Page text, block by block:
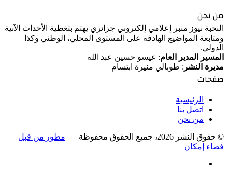
من نحن
النخبة نيوز منبر إعلامي إلكتروني جزائري يهتم بتغطية الأحداث الآنية
ومتابعة المواضيع الهادفة على المستوى المحلي، الوطني وكذا
الدولي.
المسير المدير العام: عيسو حسين عبد الله
مديرة النشر : طوبالي منيرة ابتسام
صفحات
الرئيسية
اتصل بنا
من نحن
© حقوق النشر 2026، جميع الحقوق محفوظة |
مطور من قبل
فضاء إمكان